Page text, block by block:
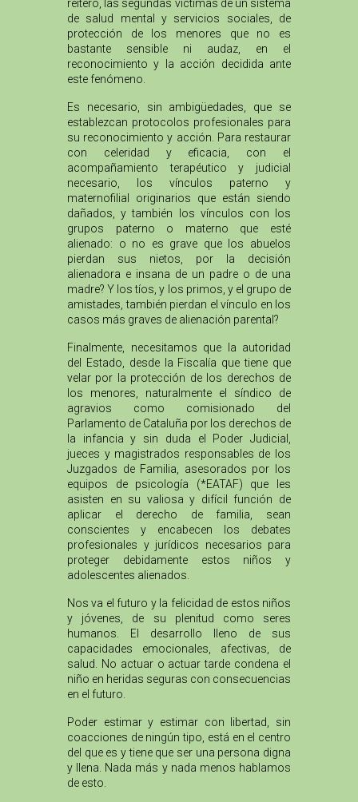
reitero, las segundas víctimas de un sistema
de salud mental y servicios sociales, de
protección de los menores que no es
bastante sensible ni audaz, en el
reconocimiento y la acción decidida ante
este fenómeno.
Es necesario, sin ambigüedades, que se
establezcan protocolos profesionales para
su reconocimiento y acción. Para restaurar
con celeridad y eficacia, con el
acompañamiento terapéutico y judicial
necesario, los vínculos paterno y
maternofilial originarios que están siendo
dañados, y también los vínculos con los
grupos paterno o materno que esté
alienado: o no es grave que los abuelos
pierdan sus nietos, por la decisión
alienadora e insana de un padre o de una
madre? Y los tíos, y los primos, y el grupo de
amistades, también pierdan el vínculo en los
casos más graves de alienación parental?
Finalmente, necesitamos que la autoridad
del Estado, desde la Fiscalía que tiene que
velar por la protección de los derechos de
los menores, naturalmente el síndico de
agravios como comisionado del
Parlamento de Cataluña por los derechos de
la infancia y sin duda el Poder Judicial,
jueces y magistrados responsables de los
Juzgados de Familia, asesorados por los
equipos de psicología (*EATAF) que les
asisten en su valiosa y difícil función de
aplicar el derecho de familia, sean
conscientes y encabecen los debates
profesionales y jurídicos necesarios para
proteger debidamente estos niños y
adolescentes alienados.
Nos va el futuro y la felicidad de estos niños
y jóvenes, de su plenitud como seres
humanos. El desarrollo lleno de sus
capacidades emocionales, afectivas, de
salud. No actuar o actuar tarde condena el
niño en heridas seguras con consecuencias
en el futuro.
Poder estimar y estimar con libertad, sin
coacciones de ningún tipo, está en el centro
del que es y tiene que ser una persona digna
y llena. Nada más y nada menos hablamos
de esto.